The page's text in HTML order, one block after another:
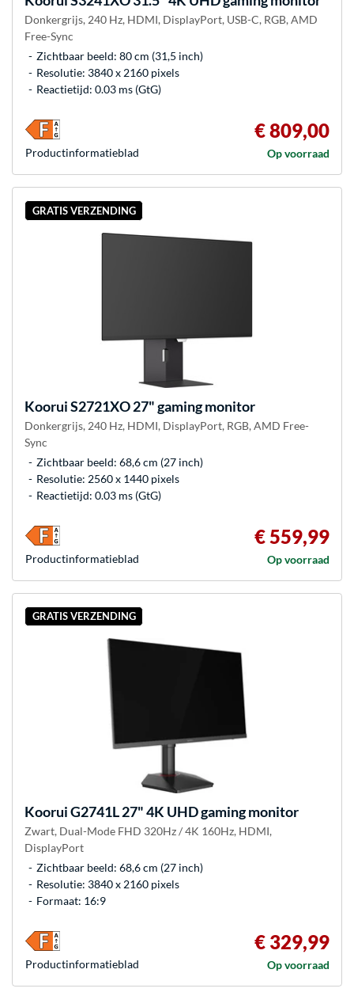
Donkergrijs, 240 Hz, HDMI, DisplayPort, USB-C, RGB, AMD
Free-Sync
Zichtbaar beeld: 80 cm (31,5 inch)
Resolutie: 3840 x 2160 pixels
Reactietijd: 0.03 ms (GtG)
€ 809,00
Op voorraad
Product­informatieblad
GRATIS VERZENDING
KooruiS2721XO 27" gaming monitor
Donkergrijs, 240 Hz, HDMI, DisplayPort, RGB, AMD Free-
Sync
Zichtbaar beeld: 68,6 cm (27 inch)
Resolutie: 2560 x 1440 pixels
Reactietijd: 0.03 ms (GtG)
€ 559,99
Op voorraad
Product­informatieblad
GRATIS VERZENDING
KooruiG2741L 27" 4K UHD gaming monitor
Zwart, Dual-Mode FHD 320Hz / 4K 160Hz, HDMI,
DisplayPort
Zichtbaar beeld: 68,6 cm (27 inch)
Resolutie: 3840 x 2160 pixels
Formaat: 16:9
€ 329,99
Op voorraad
Product­informatieblad